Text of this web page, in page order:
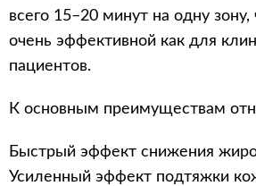
всего 15–20 минут на одну зону,
очень эффективной как для
пациентов.
К основным преимуществам
Быстрый эффект снижения
Усиленный эффект подтяжки